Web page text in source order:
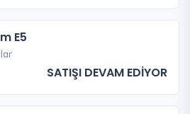
E5
SATIŞI DEVAM EDİYOR